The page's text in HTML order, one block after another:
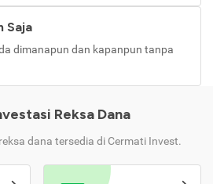
Saja
dimanapun dan kapanpun tanpa
Reksa Dana
dana tersedia di Cermati Invest.